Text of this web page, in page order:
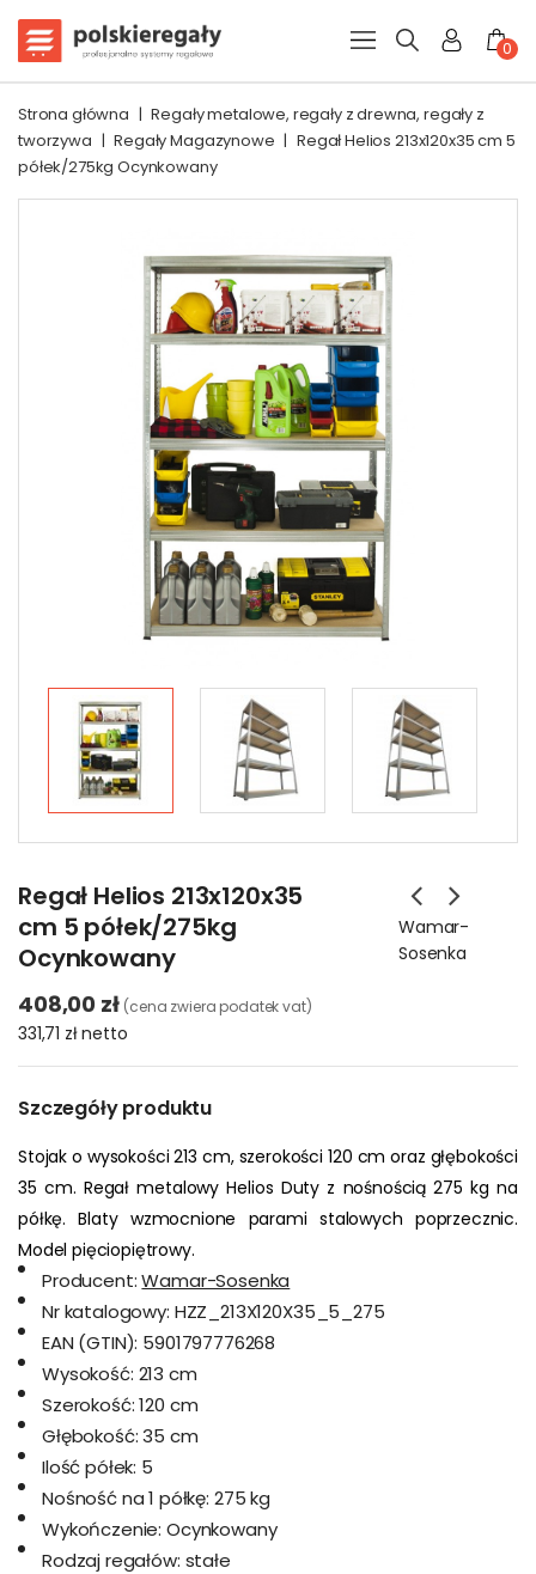
0
Strona główna | Regały metalowe, regały z drewna, regały z
tworzywa | Regały Magazynowe | Regał Helios 213x120x35 cm 5
półek/275kg Ocynkowany
Regał Helios 213x120x35
cm 5 półek/275kg
Ocynkowany
Wamar-
Sosenka
408,00 zł (cena zwiera podatek vat)
331,71 złnetto
Szczegóły produktu
Stojak o wysokości 213 cm, szerokości 120 cm oraz głębokości
35 cm. Regał metalowy Helios Duty z nośnością 275 kg na
półkę. Blaty wzmocnione parami stalowych poprzecznic.
Model pięciopiętrowy.
Producent: Wamar-Sosenka
Nr katalogowy: HZZ_213X120X35_5_275
EAN (GTIN): 5901797776268
Wysokość: 213 cm
Szerokość: 120 cm
Głębokość: 35 cm
Ilość półek: 5
Nośność na 1 półkę: 275 kg
Wykończenie: Ocynkowany
Rodzaj regałów: stałe